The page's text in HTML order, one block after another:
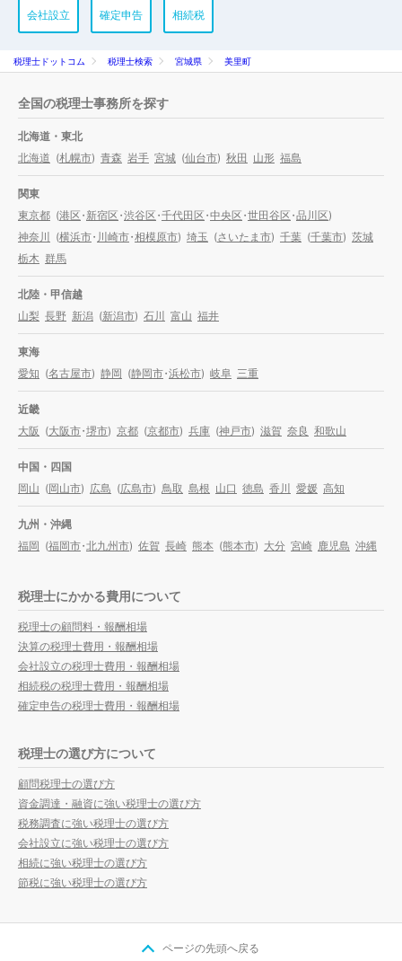
会社設立 確定申告 相続税
税理士ドットコム 税理士検索 宮城県 美里町
全国の税理士事務所を探す
北海道・東北
北海道 (札幌市) 青森 岩手 宮城 (仙台市) 秋田 山形 福島
関東
東京都 (港区・新宿区・渋谷区・千代田区・中央区・世田谷区・品川区)
神奈川
(横浜市・川崎市・相模原市) 埼玉 (さいたま市) 千葉 (千葉市) 茨城
栃木 群馬
北陸・甲信越
山梨 長野 新潟 (新潟市) 石川 富山 福井
東海
愛知 (名古屋市) 静岡 (静岡市・浜松市) 岐阜 三重
近畿
大阪 (大阪市・堺市) 京都 (京都市) 兵庫 (神戸市) 滋賀 奈良 和歌山
中国・四国
岡山 (岡山市) 広島 (広島市) 鳥取 島根 山口 徳島 香川 愛媛 高知
九州・沖縄
福岡 (福岡市・北九州市) 佐賀 長崎 熊本 (熊本市) 大分 宮崎 鹿児島 沖縄
税理士にかかる費用について
税理士の顧問料・報酬相場
決算の税理士費用・報酬相場
会社設立の税理士費用・報酬相場
相続税の税理士費用・報酬相場
確定申告の税理士費用・報酬相場
税理士の選び方について
顧問税理士の選び方
資金調達・融資に強い税理士の選び方
税務調査に強い税理士の選び方
会社設立に強い税理士の選び方
相続に強い税理士の選び方
節税に強い税理士の選び方
ページの先頭へ戻る